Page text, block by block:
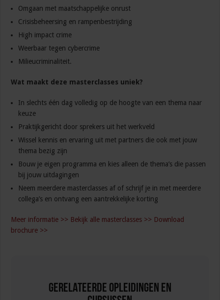
Omgaan met maatschappelijke onrust
Crisisbeheersing en rampenbestrijding
High impact crime
Weerbaar tegen cybercrime
Milieucriminaliteit.
Wat maakt deze masterclasses uniek?
In slechts één dag volledig op de hoogte van een thema naar
keuze
Praktijkgericht door sprekers uit het werkveld
Wissel kennis en ervaring uit met partners die ook met jouw
thema bezig zijn
Bouw je eigen programma en kies alleen de thema’s die passen
bij jouw uitdagingen
Neem meerdere masterclasses af of schrijf je in met meerdere
collega’s en ontvang een aantrekkelijke korting
Meer informatie >> Bekijk alle masterclasses >> Download
brochure >>
Gerelateerde Opleidingen en